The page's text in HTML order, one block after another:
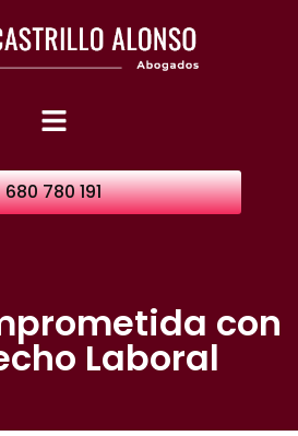
680 780 191
con
Laboral